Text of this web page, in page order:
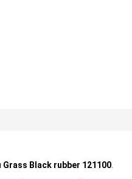
Grass Black rubber 121100